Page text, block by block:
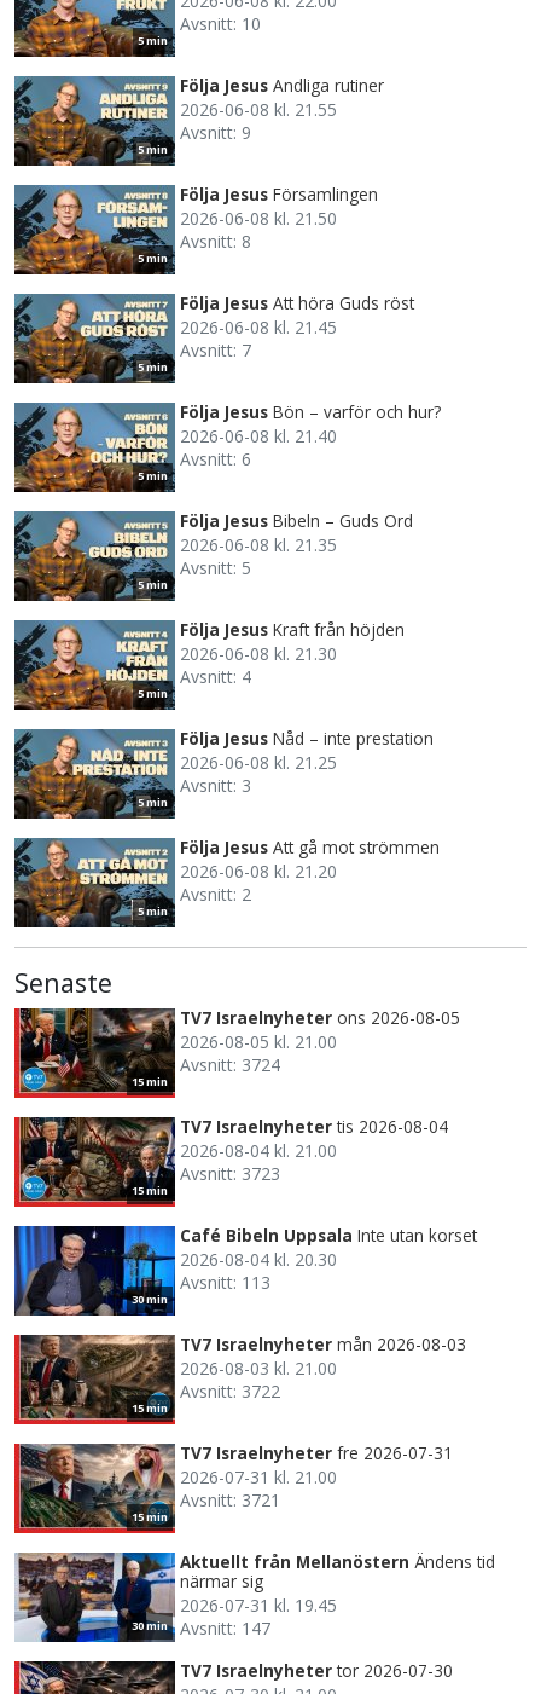
5 min
Avsnitt: 10
5 min
Följa Jesus Andliga rutiner
2026-06-08 kl. 21.55
Avsnitt: 9
5 min
Följa Jesus Församlingen
2026-06-08 kl. 21.50
Avsnitt: 8
5 min
Följa Jesus Att höra Guds röst
2026-06-08 kl. 21.45
Avsnitt: 7
5 min
Följa Jesus Bön – varför och hur?
2026-06-08 kl. 21.40
Avsnitt: 6
5 min
Följa Jesus Bibeln – Guds Ord
2026-06-08 kl. 21.35
Avsnitt: 5
5 min
Följa Jesus Kraft från höjden
2026-06-08 kl. 21.30
Avsnitt: 4
5 min
Följa Jesus Nåd – inte prestation
2026-06-08 kl. 21.25
Avsnitt: 3
5 min
Följa Jesus Att gå mot strömmen
2026-06-08 kl. 21.20
Avsnitt: 2
Senaste
15 min
TV7 Israelnyheter ons 2026-08-05
2026-08-05 kl. 21.00
Avsnitt: 3724
15 min
TV7 Israelnyheter tis 2026-08-04
2026-08-04 kl. 21.00
Avsnitt: 3723
30 min
Café Bibeln Uppsala Inte utan korset
2026-08-04 kl. 20.30
Avsnitt: 113
15 min
TV7 Israelnyheter mån 2026-08-03
2026-08-03 kl. 21.00
Avsnitt: 3722
15 min
TV7 Israelnyheter fre 2026-07-31
2026-07-31 kl. 21.00
Avsnitt: 3721
30 min
Aktuellt från Mellanöstern Ändens tid
närmar sig
2026-07-31 kl. 19.45
Avsnitt: 147
TV7 Israelnyheter tor 2026-07-30